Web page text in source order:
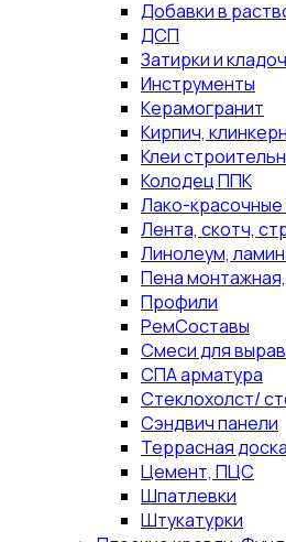
Добавки в
ДСП
Затирки и
Инструменты
Керамогранит
Кирпич,
Клеи
Колодец ППК
Лако-
Лента, скотч,
Линолеум,
Пена
Профили
РемСоставы
Смеси для
СПА арматура
Стеклохолст/
Сэндвич панели
Террасная доска
Цемент, ПЦС
Шпатлевки
Штукатурки